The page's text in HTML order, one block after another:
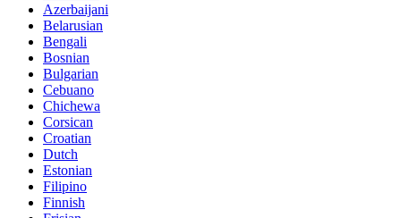
Azerbaijani
Belarusian
Bengali
Bosnian
Bulgarian
Cebuano
Chichewa
Corsican
Croatian
Dutch
Estonian
Filipino
Finnish